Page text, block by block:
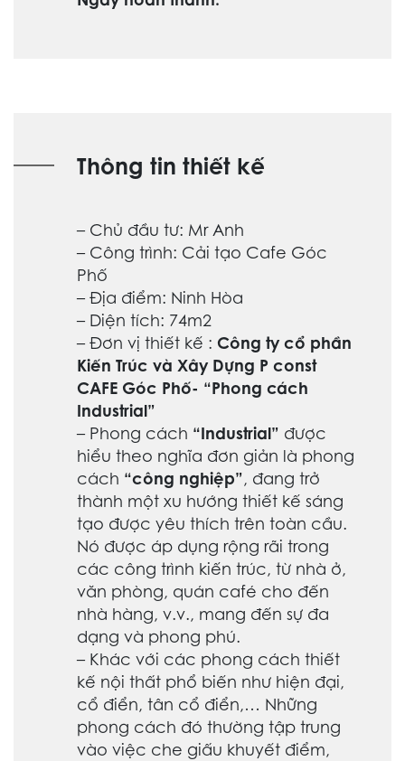
Thông tin thiết kế
– Chủ đầu tư: Mr Anh
– Công trình: Cải tạo Cafe Góc
Phố
– Địa điểm: Ninh Hòa
– Diện tích: 74m2
– Đơn vị thiết kế : Công ty cổ phần
Kiến Trúc và Xây Dựng P const
CAFE Góc Phố- “Phong cách
Industrial”
– Phong cách “Industrial” được
hiểu theo nghĩa đơn giản là phong
cách “công nghiệp”, đang trở
thành một xu hướng thiết kế sáng
tạo được yêu thích trên toàn cầu.
Nó được áp dụng rộng rãi trong
các công trình kiến trúc, từ nhà ở,
văn phòng, quán café cho đến
nhà hàng, v.v., mang đến sự đa
dạng và phong phú.
– Khác với các phong cách thiết
kế nội thất phổ biến như hiện đại,
cổ điển, tân cổ điển,… Những
phong cách đó thường tập trung
vào việc che giấu khuyết điểm,